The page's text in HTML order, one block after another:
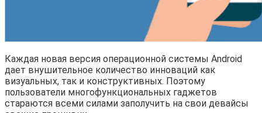
Каждая новая версия операционной системы Android
дает внушительное количество инноваций как
визуальных, так и конструктивных. Поэтому
пользователи многофункциональных гаджетов
стараются всеми силами заполучить на свои девайсы